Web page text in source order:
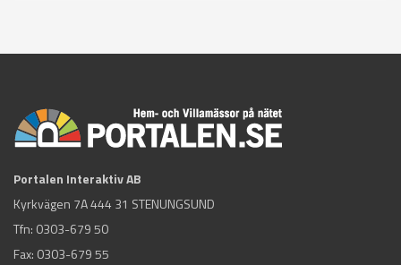
Portalen Interaktiv AB
Kyrkvägen 7A 444 31 STENUNGSUND
Tfn: 0303-679 50
Fax: 0303-679 55